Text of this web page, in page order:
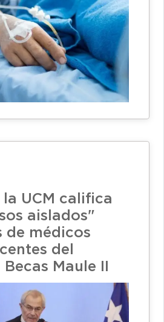
la UCM califica
aislados"
de médicos
del
Maule II